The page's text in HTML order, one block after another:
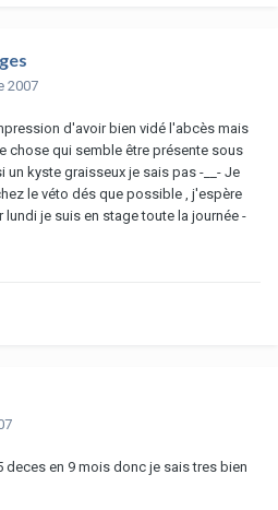
2007
d'avoir bien vidé l'abcès mais
chose qui semble être présente sous
un kyste graisseux je sais pas -__- Je
le véto dés que possible , j'espère
je suis en stage toute la journée -
deces en 9 mois donc je sais tres bien